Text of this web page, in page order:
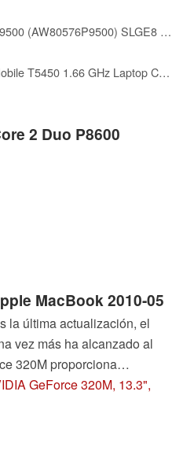
Intel Core 2 Duo P9500 (AW80576P9500) SLGE8 CPU 1066/2.53 GHz Laptop Processor
Intel Core 2 Duo Mobile T5450 1.66 GHz Laptop CPU SLA4F
2 Duo P8600
MacBook 2010-05
la última actualización, el
vez más ha alcanzado al
320M proporciona
mejorado. ¿Será que el
la etiqueta de precio
GeForce 320M, 13.3",